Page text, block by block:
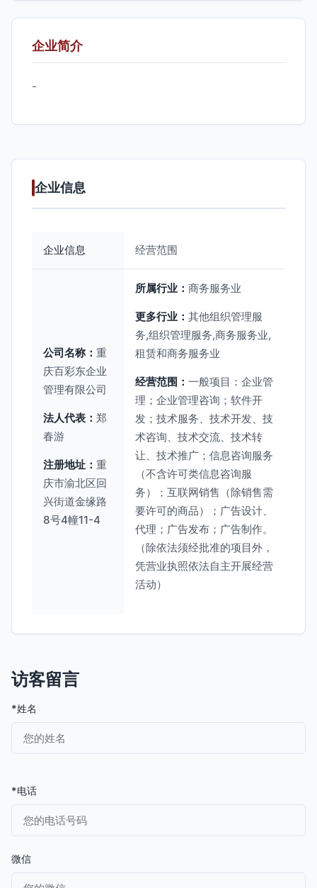
企业简介
-
企业信息
企业信息 经营范围
公司名称： 重
庆百彩东企业
管理有限公司
法人代表： 郑
春游
注册地址： 重
庆市渝北区回
兴街道金缘路
8号4幢11-4
所属行业： 商务服务业
更多行业： 其他组织管理服
务,组织管理服务,商务服务业,
租赁和商务服务业
经营范围： 一般项目：企业管
理；企业管理咨询；软件开
发；技术服务、技术开发、技
术咨询、技术交流、技术转
让、技术推广；信息咨询服务
（不含许可类信息咨询服
务）；互联网销售（除销售需
要许可的商品）；广告设计、
代理；广告发布；广告制作。
（除依法须经批准的项目外，
凭营业执照依法自主开展经营
活动）
访客留言
*姓名
*电话
微信